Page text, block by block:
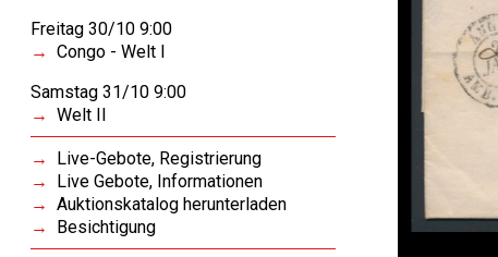
Freitag 30/10 9:00
Congo - Welt I
Samstag 31/10 9:00
Welt II
Live-Gebote, Registrierung
Live Gebote, Informationen
Auktionskatalog herunterladen
Besichtigung